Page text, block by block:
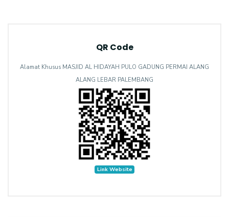
QR Code
Alamat Khusus MASJID AL HIDAYAH PULO GADUNG PERMAI ALANG
ALANG LEBAR PALEMBANG
Link Website